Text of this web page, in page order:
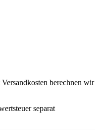
berechnen wir
separat